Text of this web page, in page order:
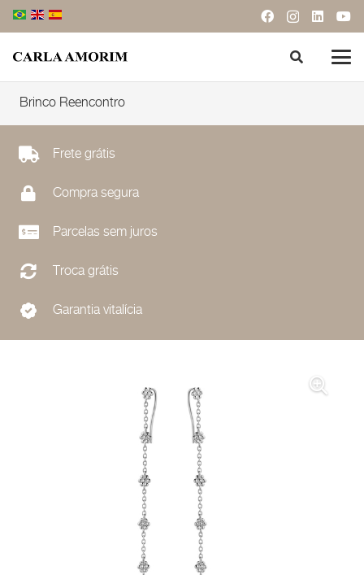
Brinco Reencontro
Frete grátis
Compra segura
Parcelas sem juros
Troca grátis
Garantia vitalícia